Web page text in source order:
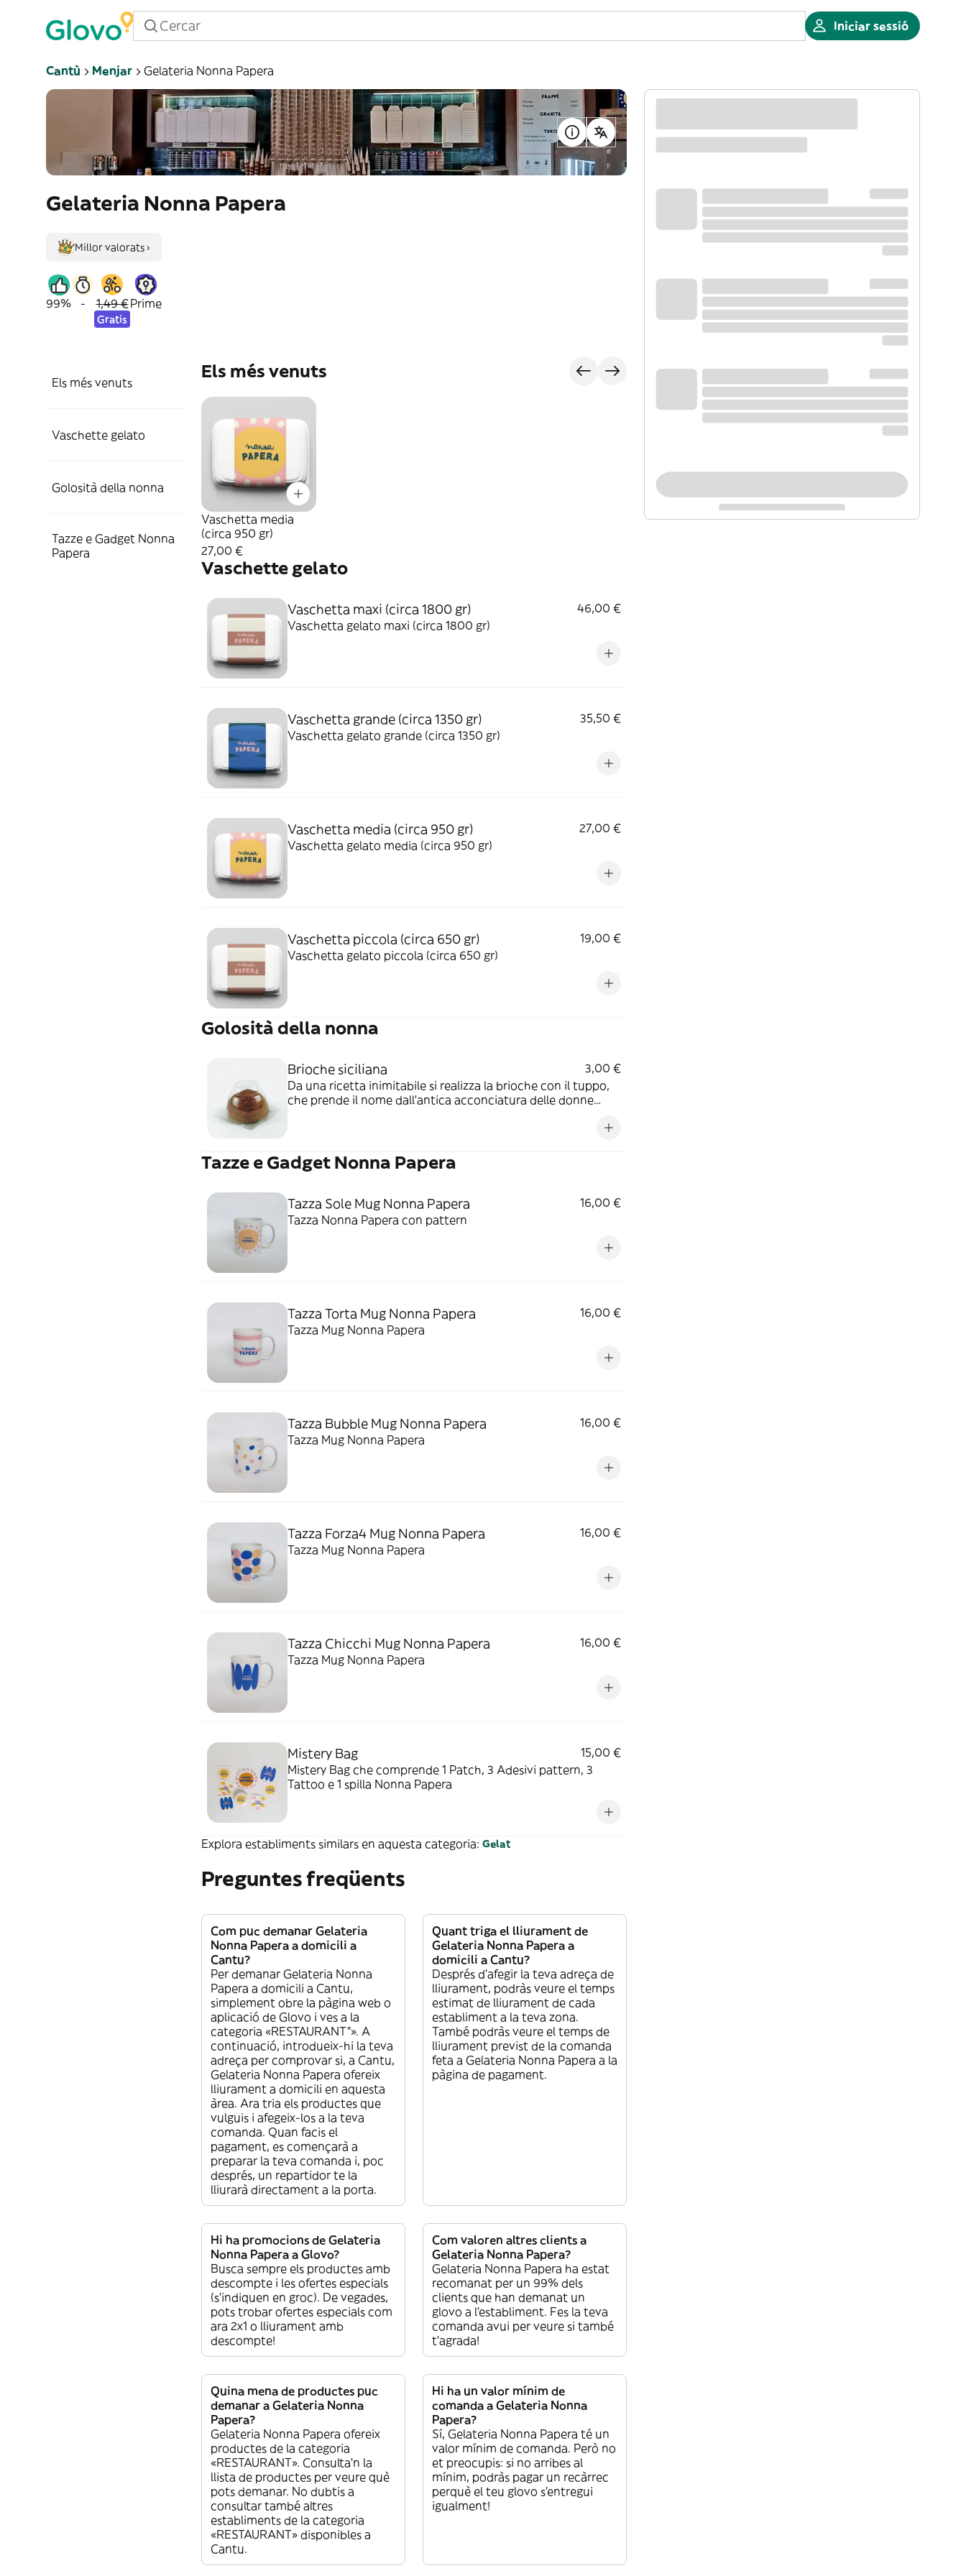
Iniciar sessió
Cantù Menjar Gelateria Nonna Papera
Gelateria Nonna Papera
Millor valorats ›
99% - 1,49 €
Gratis
Prime
Els més venuts
Vaschette gelato
Golosità della nonna
Tazze e Gadget Nonna
Papera
Els més venuts
Vaschetta media
(circa 950 gr)
27,00 €
Vaschette gelato
Vaschetta maxi (circa 1800 gr)
46,00 €
Vaschetta gelato maxi (circa 1800 gr)
Vaschetta grande (circa 1350 gr)
35,50 €
Vaschetta gelato grande (circa 1350 gr)
Vaschetta media (circa 950 gr)
27,00 €
Vaschetta gelato media (circa 950 gr)
Vaschetta piccola (circa 650 gr)
19,00 €
Vaschetta gelato piccola (circa 650 gr)
Golosità della nonna
Brioche siciliana
3,00 €
Da una ricetta inimitabile si realizza la brioche con il tuppo,
che prende il nome dall'antica acconciatura delle donne
Tazze e Gadget Nonna Papera
Tazza Sole Mug Nonna Papera
16,00 €
Tazza Nonna Papera con pattern
Tazza Torta Mug Nonna Papera
16,00 €
Tazza Mug Nonna Papera
Tazza Bubble Mug Nonna Papera
16,00 €
Tazza Mug Nonna Papera
Tazza Forza4 Mug Nonna Papera
16,00 €
Tazza Mug Nonna Papera
Tazza Chicchi Mug Nonna Papera
16,00 €
Tazza Mug Nonna Papera
Mistery Bag
15,00 €
Mistery Bag che comprende 1 Patch, 3 Adesivi pattern, 3
Tattoo e 1 spilla Nonna Papera
Explora establiments similars en aquesta categoria: Gelat
Preguntes freqüents
Com puc demanar Gelateria
Nonna Papera a domicili a
Cantu?
Per demanar Gelateria Nonna
Papera a domicili a Cantu,
simplement obre la pàgina web o
aplicació de Glovo i ves a la
categoria «RESTAURANT”». A
continuació, introdueix-hi la teva
adreça per comprovar si, a Cantu,
Gelateria Nonna Papera ofereix
lliurament a domicili en aquesta
àrea. Ara tria els productes que
vulguis i afegeix-los a la teva
comanda. Quan facis el
pagament, es començarà a
preparar la teva comanda i, poc
després, un repartidor te la
lliurarà directament a la porta.
Quant triga el lliurament de
Gelateria Nonna Papera a
domicili a Cantu?
Després d’afegir la teva adreça de
lliurament, podràs veure el temps
estimat de lliurament de cada
establiment a la teva zona.
També podràs veure el temps de
lliurament previst de la comanda
feta a Gelateria Nonna Papera a la
pàgina de pagament.
Hi ha promocions de Gelateria
Nonna Papera a Glovo?
Busca sempre els productes amb
descompte i les ofertes especials
(s’indiquen en groc). De vegades,
pots trobar ofertes especials com
ara 2x1 o lliurament amb
descompte!
Com valoren altres clients a
Gelateria Nonna Papera?
Gelateria Nonna Papera ha estat
recomanat per un 99% dels
clients que han demanat un
glovo a l’establiment. Fes la teva
comanda avui per veure si també
t’agrada!
Quina mena de productes puc
demanar a Gelateria Nonna
Papera?
Gelateria Nonna Papera ofereix
productes de la categoria
«RESTAURANT». Consulta’n la
llista de productes per veure què
pots demanar. No dubtis a
consultar també altres
establiments de la categoria
«RESTAURANT» disponibles a
Cantu.
Hi ha un valor mínim de
comanda a Gelateria Nonna
Papera?
Sí, Gelateria Nonna Papera té un
valor mínim de comanda. Però no
et preocupis: si no arribes al
mínim, podràs pagar un recàrrec
perquè el teu glovo s’entregui
igualment!